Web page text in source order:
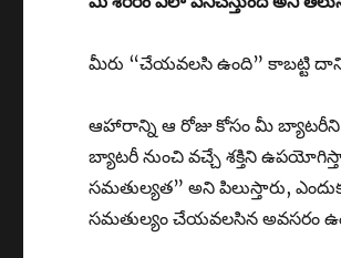
మీరు “చేయవలసి ఉంది” కాబట్టి
ఆహారాన్ని ఆ రోజు కోసం మీ
బ్యాటరీ నుంచి వచ్చే శక్తిని
సమతుల్యత” అని పిలుస్తారు,
సమతుల్యం చేయవలసిన అవసరం